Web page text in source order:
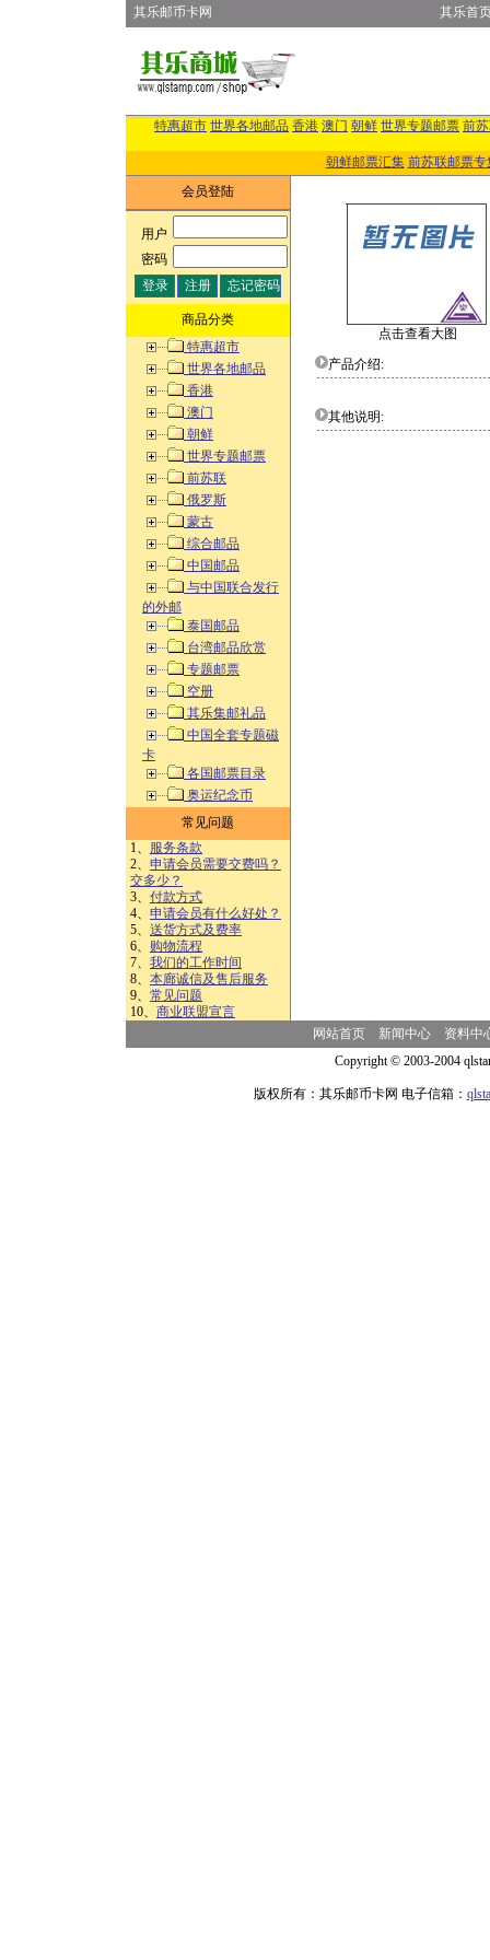
其乐邮币卡网 其乐首
特惠超市 世界各地邮品 香港 澳门 朝鲜 世界专题邮票 前
朝鲜邮票汇集 前苏联邮票专
会员登陆
用户:
密码:
商品分类
特惠超市
世界各地邮品
香港
澳门
朝鲜
世界专题邮票
前苏联
俄罗斯
蒙古
综合邮品
中国邮品
与中国联合发行
的外邮
泰国邮品
台湾邮品欣赏
专题邮票
空册
其乐集邮礼品
中国全套专题磁
卡
各国邮票目录
奥运纪念币
常见问题
1、 服务条款
2、 申请会员需要交费吗？
交多少？
3、 付款方式
4、 申请会员有什么好处？
5、 送货方式及费率
6、 购物流程
7、 我们的工作时间
8、 本廊诚信及售后服务
9、 常见问题
10、 商业联盟宣言
点击查看大图
产品介绍:
其他说明:
网站首页 新闻中心
资料中
Copyright © 2003-2004
版权所有：其乐邮币卡网 电子信箱：